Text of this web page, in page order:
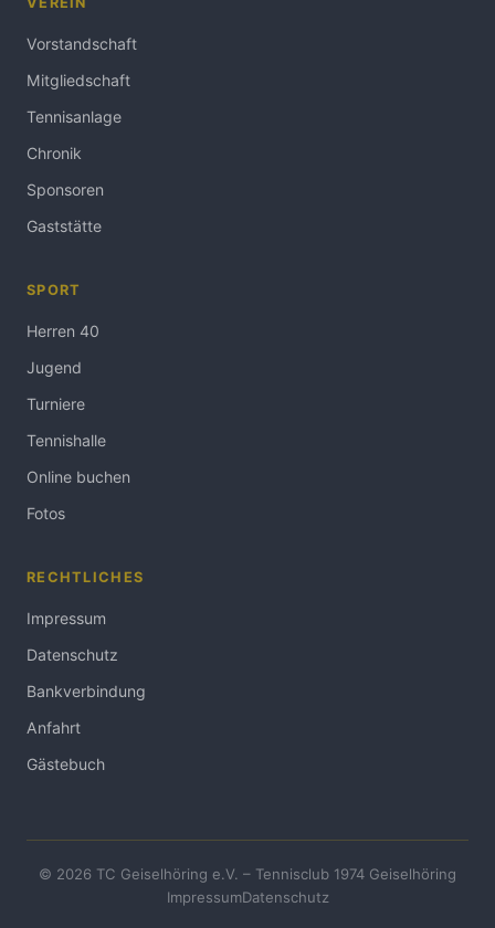
Vorstandschaft
Mitgliedschaft
Tennisanlage
Chronik
Sponsoren
Gaststätte
SPORT
Herren 40
Jugend
Turniere
Tennishalle
Online buchen
Fotos
RECHTLICHES
Impressum
Datenschutz
Bankverbindung
Anfahrt
Gästebuch
© 2026 TC Geiselhöring e.V. – Tennisclub 1974 Geiselhöring
ImpressumDatenschutz